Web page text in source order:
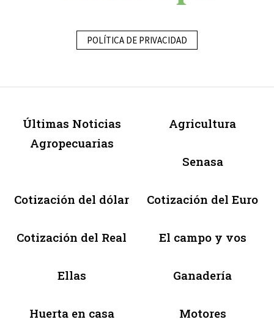
POLÍTICA DE PRIVACIDAD
Últimas Noticias
Agropecuarias
Agricultura
Senasa
Cotización del dólar Cotización del Euro
Cotización del Real El campo y vos
Ellas Ganadería
Huerta en casa Motores